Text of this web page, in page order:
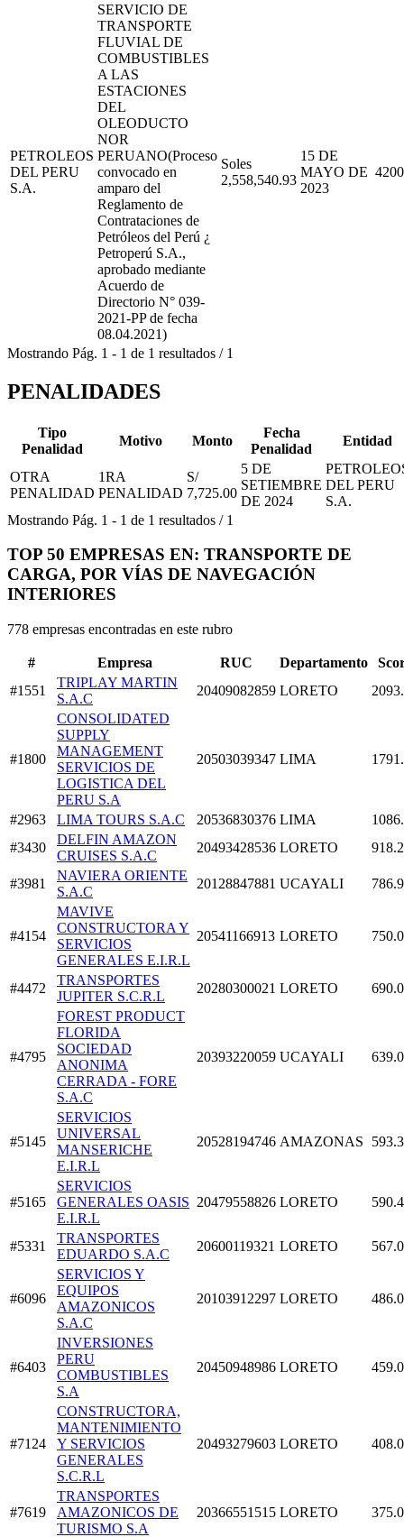
PETROLEOS
DEL PERU
S.A.
SERVICIO DE
TRANSPORTE
FLUVIAL DE
COMBUSTIBLES
A LAS
ESTACIONES
DEL
OLEODUCTO
NOR
PERUANO(Proceso
convocado en
amparo del
Reglamento de
Contrataciones de
Petróleos del Perú ¿
Petroperú S.A.,
aprobado mediante
Acuerdo de
Directorio N° 039-
2021-PP de fecha
08.04.2021)
Soles
2,558,540.93
15 DE
MAYO DE
2023
Mostrando Pág. 1 - 1 de 1 resultados / 1
PENALIDADES
Tipo
Penalidad
Motivo Monto
Fecha
Penalidad
Entidad
OTRA
PENALIDAD
1RA
PENALIDAD
S/
7,725.00
5 DE
SETIEMBRE
DE 2024
DEL PERU
S.A.
Mostrando Pág. 1 - 1 de 1 resultados / 1
TOP 50 EMPRESAS EN: TRANSPORTE DE
CARGA, POR VÍAS DE NAVEGACIÓN
INTERIORES
778 empresas encontradas en este rubro
# Empresa RUC Departamento
#1551
TRIPLAY MARTIN
S.A.C
20409082859 LORETO
#1800
CONSOLIDATED
SUPPLY
MANAGEMENT
SERVICIOS DE
LOGISTICA DEL
PERU S.A
20503039347 LIMA
#2963 LIMA TOURS S.A.C 20536830376 LIMA
#3430
DELFIN AMAZON
CRUISES S.A.C
20493428536 LORETO
#3981
NAVIERA ORIENTE
S.A.C
20128847881 UCAYALI
#4154
MAVIVE
CONSTRUCTORA Y
SERVICIOS
GENERALES E.I.R.L
20541166913 LORETO
#4472
TRANSPORTES
JUPITER S.C.R.L
20280300021 LORETO
#4795
FOREST PRODUCT
FLORIDA
SOCIEDAD
ANONIMA
CERRADA - FORE
S.A.C
20393220059 UCAYALI
#5145
SERVICIOS
UNIVERSAL
MANSERICHE
E.I.R.L
20528194746 AMAZONAS
#5165
SERVICIOS
GENERALES OASIS
E.I.R.L
20479558826 LORETO
#5331
TRANSPORTES
EDUARDO S.A.C
20600119321 LORETO
#6096
SERVICIOS Y
EQUIPOS
AMAZONICOS
S.A.C
20103912297 LORETO
#6403
INVERSIONES
PERU
COMBUSTIBLES
S.A
20450948986 LORETO
#7124
CONSTRUCTORA,
MANTENIMIENTO
Y SERVICIOS
GENERALES
S.C.R.L
20493279603 LORETO
#7619
TRANSPORTES
AMAZONICOS DE
TURISMO S.A
20366551515 LORETO